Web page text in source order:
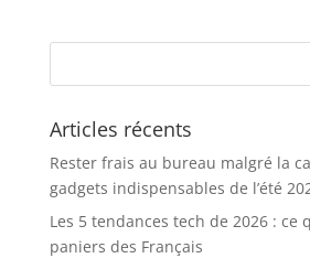
Articles récents
Rester frais au bureau malgré la
gadgets indispensables de l’été
Les 5 tendances tech de 2026 : ce
paniers des Français